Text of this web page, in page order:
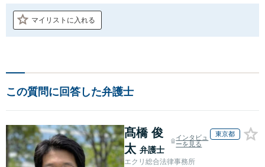
マイリストに入れる
この質問に回答した弁護士
髙橋 俊
太 弁護士
インタビュ
ーを見る
東京都
エクリ総合法律事務所